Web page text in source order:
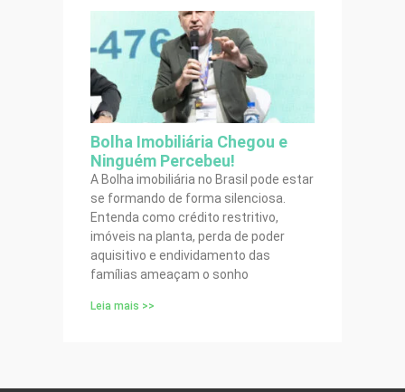
Bolha Imobiliária Chegou e
Ninguém Percebeu!
A Bolha imobiliária no Brasil pode estar
se formando de forma silenciosa.
Entenda como crédito restritivo,
imóveis na planta, perda de poder
aquisitivo e endividamento das
famílias ameaçam o sonho
Leia mais >>